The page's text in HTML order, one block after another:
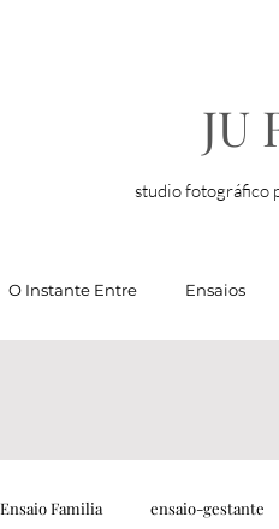
JU
studio fotográfico
O Instante Entre Ensaios
Ensaio Familia ensaio-gestante